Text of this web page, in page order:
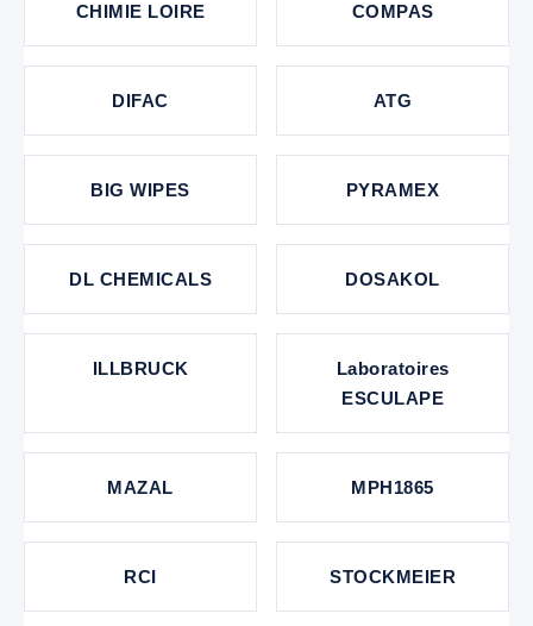
CHIMIE LOIRE COMPAS
DIFAC ATG
BIG WIPES PYRAMEX
DL CHEMICALS DOSAKOL
ILLBRUCK
Laboratoires
ESCULAPE
MAZAL MPH1865
RCI STOCKMEIER